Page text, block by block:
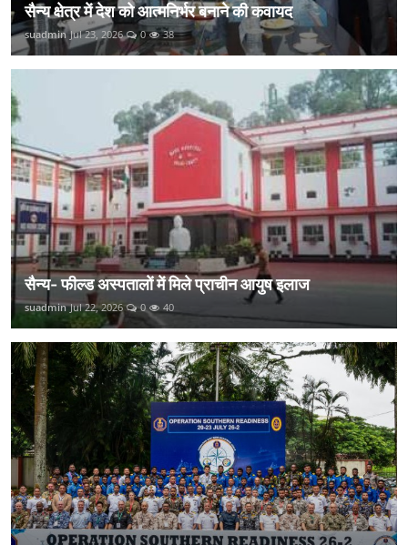
सैन्य क्षेत्र में देश को आत्मनिर्भर बनाने की कवायद
suadmin Jul 23, 2026 0 38
सैन्य- फील्ड अस्पतालों में मिले प्राचीन आयुष इलाज
suadmin Jul 22, 2026 0 40